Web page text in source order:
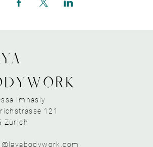
Imhasly
121
Zürich